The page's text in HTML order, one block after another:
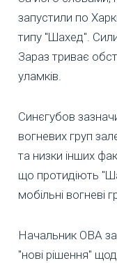
запустили по
типу "Шахед".
Зараз триває
уламків.
Синєгубов
вогневих груп
та низки інших
що протидіють
мобільні вогневі
Начальник ОВА
"нові рішення"